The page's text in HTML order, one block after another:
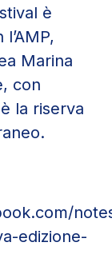
è
Marina
con
la riserva
edizione-